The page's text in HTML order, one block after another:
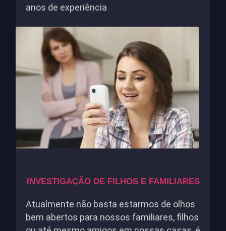
anos de experiência
INVESTIGAÇÃO DE FILHOS E FAMILIARES
Atualmente não basta estarmos de olhos
bem abertos para nossos familiares, filhos